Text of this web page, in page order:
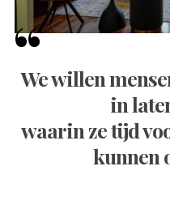
We willen
in
waarin ze tijd
kunnen